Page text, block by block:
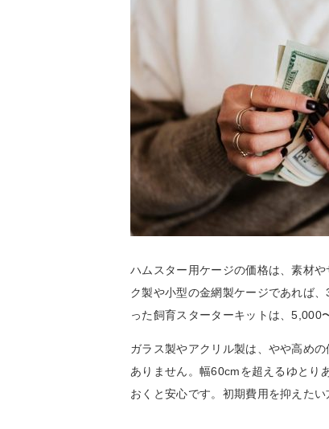
ハムスター用ケージの価格は、素材
ク製や小型の金網製ケージであれば
った飼育スターターキットは、5,000
ガラス製やアクリル製は、やや高め
ありません。幅60cmを超えるゆとり
おくと安心です。初期費用を抑えた